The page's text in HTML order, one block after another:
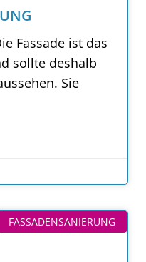
Fassade ist das
sollte deshalb
Sie
FASSADENSANIERUNG